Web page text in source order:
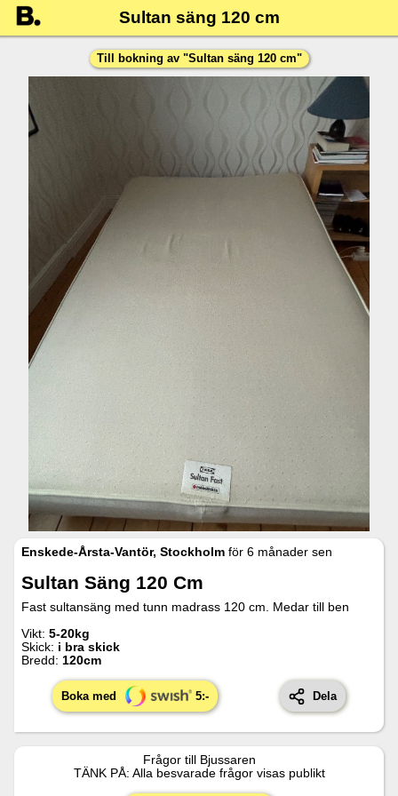
Sultan säng 120 cm
Till bokning av "Sultan säng 120 cm"
Enskede-Årsta-Vantör, Stockholm för 6 månader sen
Sultan Säng 120 Cm
Fast sultansäng med tunn madrass 120 cm. Medar till ben
Vikt: 5-20kg
Skick: i bra skick
Bredd: 120cm
Boka med 5:- Dela
Frågor till Bjussaren
TÄNK PÅ: Alla besvarade frågor visas publikt